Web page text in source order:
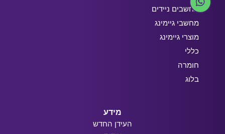
מחשבים ניידים
מחשבי גיימינג
מוצרי גיימינג
כללי
חומרה
בלוג
מידע
העידן החדש